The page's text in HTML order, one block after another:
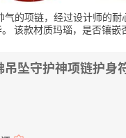
的项链，经过设计师的
该款材质玛瑙，是否镶嵌
坠守护神项链护身